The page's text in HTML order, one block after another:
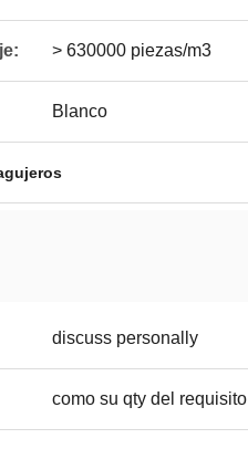
> 630000 piezas/m3
Blanco
discuss personally
como su qty del requisito